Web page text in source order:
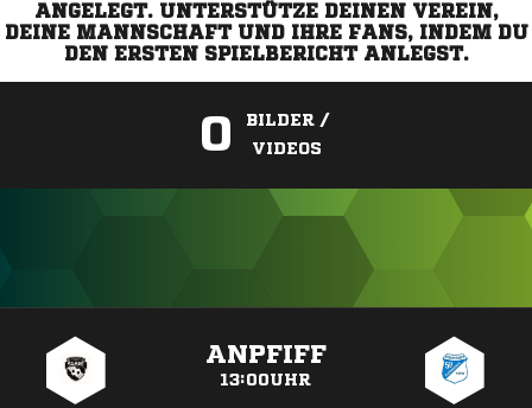
ANGELEGT. UNTERSTÜTZE DEINEN VEREIN,
DEINE MANNSCHAFT UND IHRE FANS, INDEM DU
DEN ERSTEN SPIELBERICHT ANLEGST.
0
BILDER /
VIDEOS
ANPFIFF
13:00UHR